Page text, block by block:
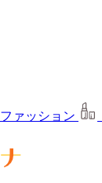
ファッション